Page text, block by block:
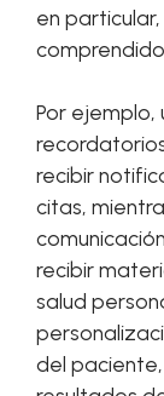
en
Por
recibir
citas,
recibir
salud
del